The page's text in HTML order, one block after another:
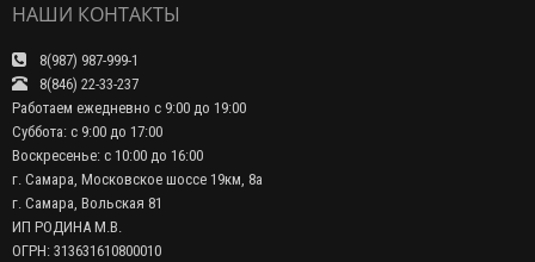
НАШИ КОНТАКТЫ
8(987) 987-999-1
8(846) 22-33-237
Работаем ежедневно с 9:00 до 19:00
Суббота: с 9:00 до 17:00
Воскресенье: с 10:00 до 16:00
г. Самара, Московское шоссе 19км, 8а
г. Самара, Вольская 81
ИП РОДИНА М.В.
ОГРН: 313631610800010